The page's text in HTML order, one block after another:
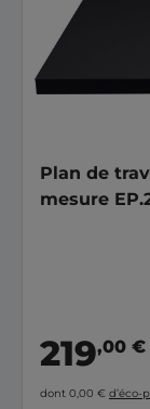
Plan de
mesure
219,00 €
dont 0,00 € d’éco-